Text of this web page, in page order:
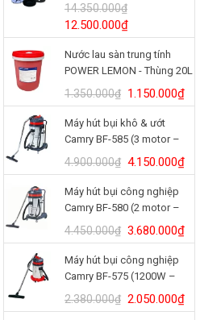
14.350.000₫
Giá
gốc
là:
14.350.000₫.
12.500.000₫Giá
hiện
tại
là:
12.500.000₫.
Nước lau sàn trung tính
POWER LEMON - Thùng 20L
1.350.000₫ Giá
gốc
là:
1.350.000₫.
1.150.000₫Giá
hiện
Máy hút bụi khô & ướt
Camry BF-585 (3 motor –
80L)
4.900.000₫ Giá
gốc
là:
4.900.000₫.
4.150.000₫Giá
hiện
Máy hút bụi công nghiệp
Camry BF-580 (2 motor –
70L)
4.450.000₫ Giá
gốc
là:
4.450.000₫.
3.680.000₫Giá
hiện
Máy hút bụi công nghiệp
Camry BF-575 (1200W –
30L)
2.380.000₫ Giá
gốc
2.050.000₫Giá
hiện